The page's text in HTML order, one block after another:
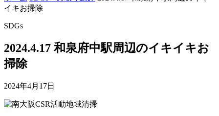
イキお掃除
SDGs
2024.4.17 和泉府中駅周辺のイキイキお
掃除
2024年4月17日